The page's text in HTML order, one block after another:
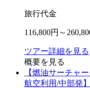
旅行代金
116,800円～
ツアー詳細を見る
概要を見る
【燃油サーチャ
航空利用/中部発